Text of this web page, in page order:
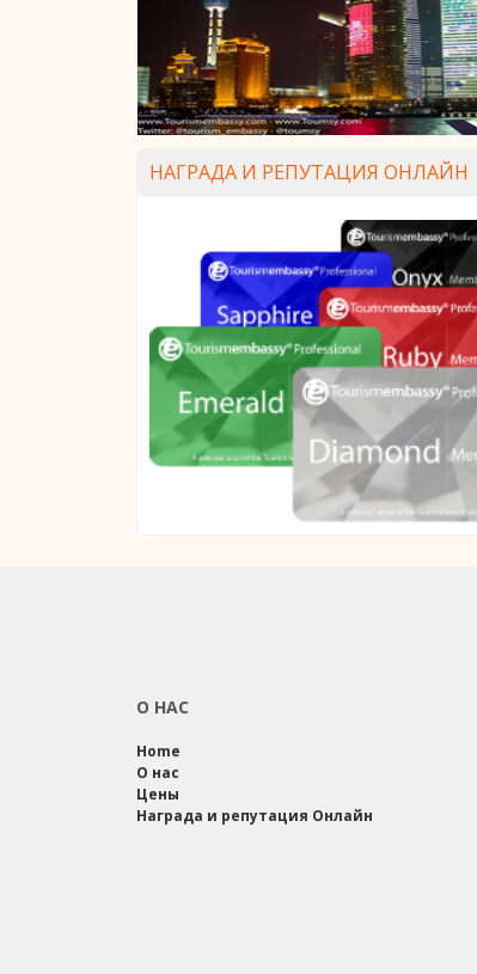
НАГРАДА И РЕПУТАЦИЯ ОНЛАЙН
О НАС
Home
О нас
Цены
Награда и репутация Онлайн